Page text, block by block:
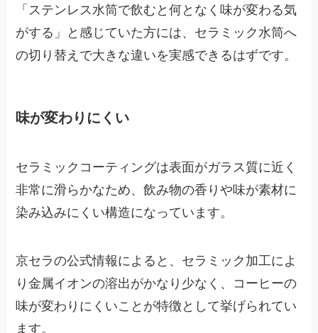
「ステンレス水筒で飲むと何となく味が変わる気
がする」と感じていた方には、セラミック水筒へ
の切り替えで大きな違いを実感できるはずです。
味が変わりにくい
セラミックコーティングは表面がガラス質に近く
非常に滑らかなため、飲み物の香りや味が素材に
染み込みにくい構造になっています。
京セラの公式情報によると、セラミック加工によ
り金属イオンの溶出がかなり少なく、コーヒーの
味が変わりにくいことが特徴として挙げられてい
ます。